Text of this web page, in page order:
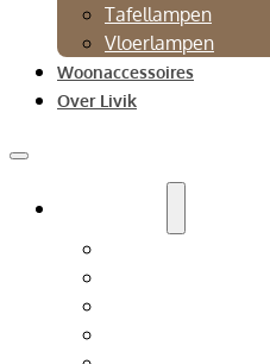
Tafellampen
Vloerlampen
Woonaccessoires
Over Livik